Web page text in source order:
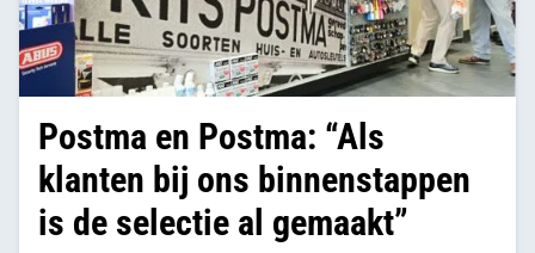
Postma en Postma: “Als
klanten bij ons binnen­stappen
is de selectie al gemaakt”